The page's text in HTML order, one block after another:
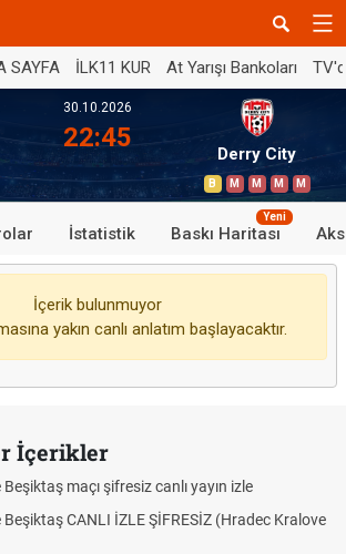
SAYFA İLK11 KUR At Yarışı Bankoları
30.10.2026
22:45
Derry City
B M M M M
İstatistik Baskı Haritası
Yeni
İçerik bulunmuyor
yakın canlı anlatım başlayacaktır.
İçerikler
maçı şifresiz canlı yayın izle
CANLI İZLE ŞİFRESİZ (Hradec Kralove